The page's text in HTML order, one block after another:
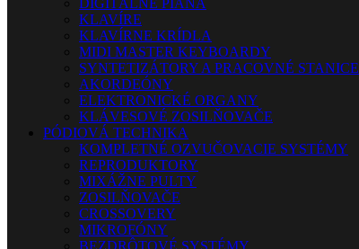
DIGITÁLNE PIÁNA
KLAVÍRE
KLAVÍRNE KRÍDLA
MIDI MASTER KEYBOARDY
SYNTETIZÁTORY A PRACOVNÉ STANICE
AKORDEÓNY
ELEKTRONICKÉ ORGANY
KLÁVESOVÉ ZOSILŇOVAČE
PÓDIOVÁ TECHNIKA
KOMPLETNÉ OZVUČOVACIE SYSTÉMY
REPRODUKTORY
MIXÁŽNE PULTY
ZOSILŇOVAČE
CROSSOVERY
MIKROFÓNY
BEZDRÔTOVÉ SYSTÉMY